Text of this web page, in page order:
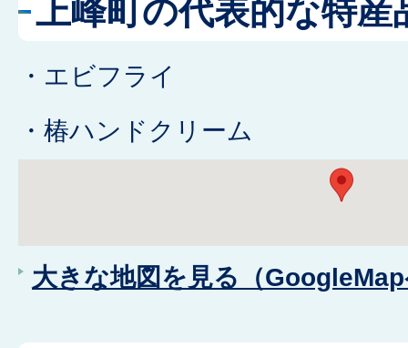
上峰町の代表的な特産
・エビフライ
・椿ハンドクリーム
大きな地図を見る（